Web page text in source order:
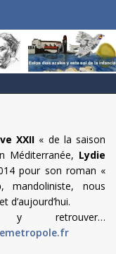
XXII « de la saison
Méditerranée, Lydie
pour son roman «
, mandoliniste, nous
d’aujourd’hui.
retrouver…